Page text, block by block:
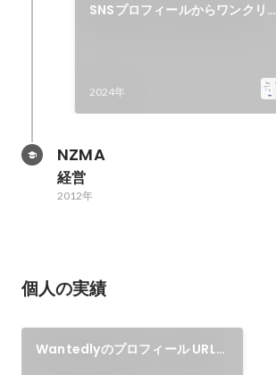
SNSプロフィールからワンクリッ
2024年
NZMA
経営
2012年
個人の実績
Wantedlyのプロフィール URLか